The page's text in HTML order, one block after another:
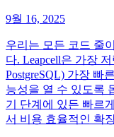
9월 16, 2025
우리는 모든 코드 줄
다. Leapcell은 가장
PostgreSQL) 가장 빠
능성을 열 수 있도록
기 단계에 있든 빠르
서 비용 효율적인 확